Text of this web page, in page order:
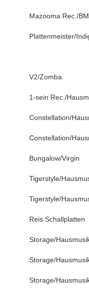
Mazooma Rec./
Plattenmeister/
V2/Zomba
1-sein Rec./
Constellation/
Constellation/
Bungalow/Virgin
Tigerstyle/
Tigerstyle/
Reis Schallplatten
Storage/
Storage/
Storage/